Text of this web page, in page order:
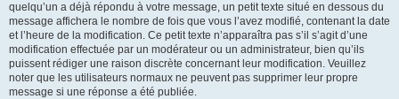
quelqu’un a déjà répondu à votre message, un petit texte situé en dessous du
message affichera le nombre de fois que vous l’avez modifié, contenant la date
et l’heure de la modification. Ce petit texte n’apparaîtra pas s’il s’agit d’une
modification effectuée par un modérateur ou un administrateur, bien qu’ils
puissent rédiger une raison discrète concernant leur modification. Veuillez
noter que les utilisateurs normaux ne peuvent pas supprimer leur propre
message si une réponse a été publiée.